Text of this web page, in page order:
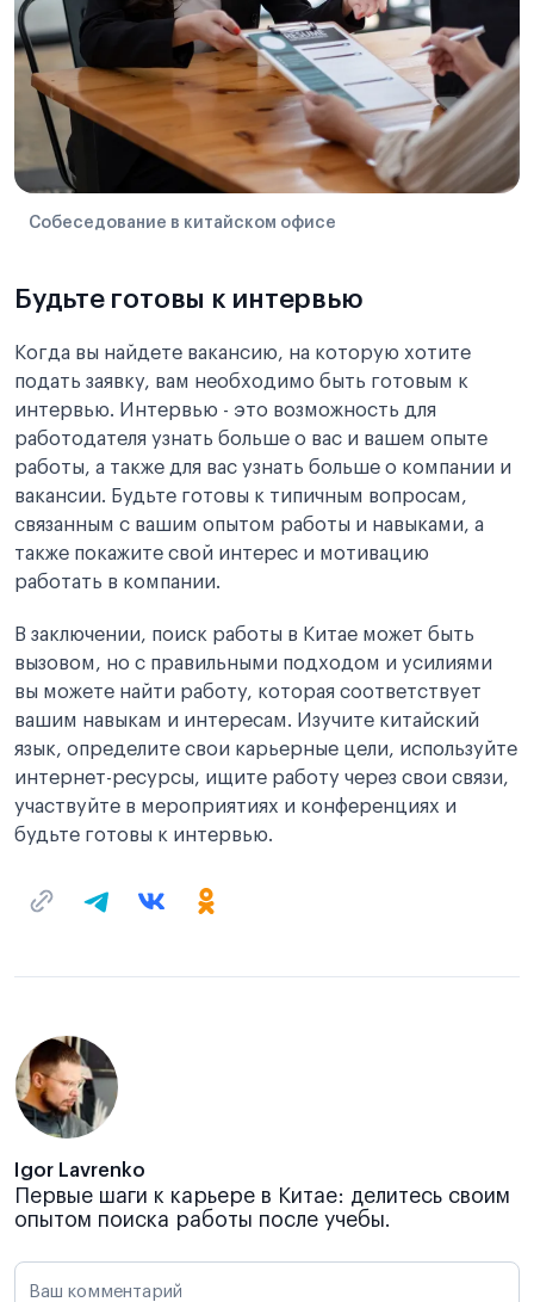
Собеседование в китайском офисе
Будьте готовы к интервью
Когда вы найдете вакансию, на которую хотите
подать заявку, вам необходимо быть готовым к
интервью. Интервью - это возможность для
работодателя узнать больше о вас и вашем опыте
работы, а также для вас узнать больше о компании и
вакансии. Будьте готовы к типичным вопросам,
связанным с вашим опытом работы и навыками, а
также покажите свой интерес и мотивацию
работать в компании.
В заключении, поиск работы в Китае может быть
вызовом, но с правильными подходом и усилиями
вы можете найти работу, которая соответствует
вашим навыкам и интересам. Изучите китайский
язык, определите свои карьерные цели, используйте
интернет-ресурсы, ищите работу через свои связи,
участвуйте в мероприятиях и конференциях и
будьте готовы к интервью.
Igor Lavrenko
Первые шаги к карьере в Китае: делитесь своим
опытом поиска работы после учебы.
Ваш комментарий